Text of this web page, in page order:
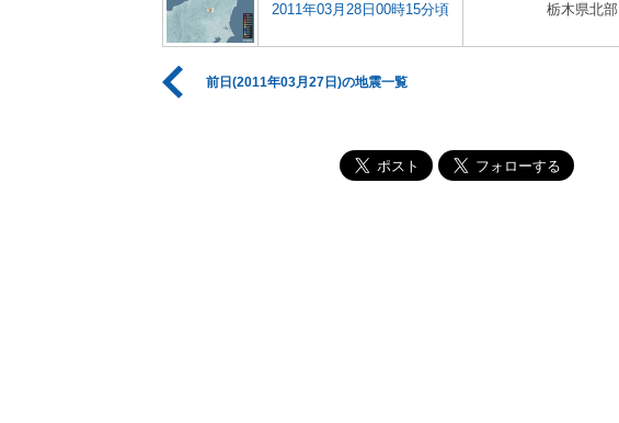
2011年03月28日00時15分頃 栃木県北部
前日(2011年03月27日)の地震一覧